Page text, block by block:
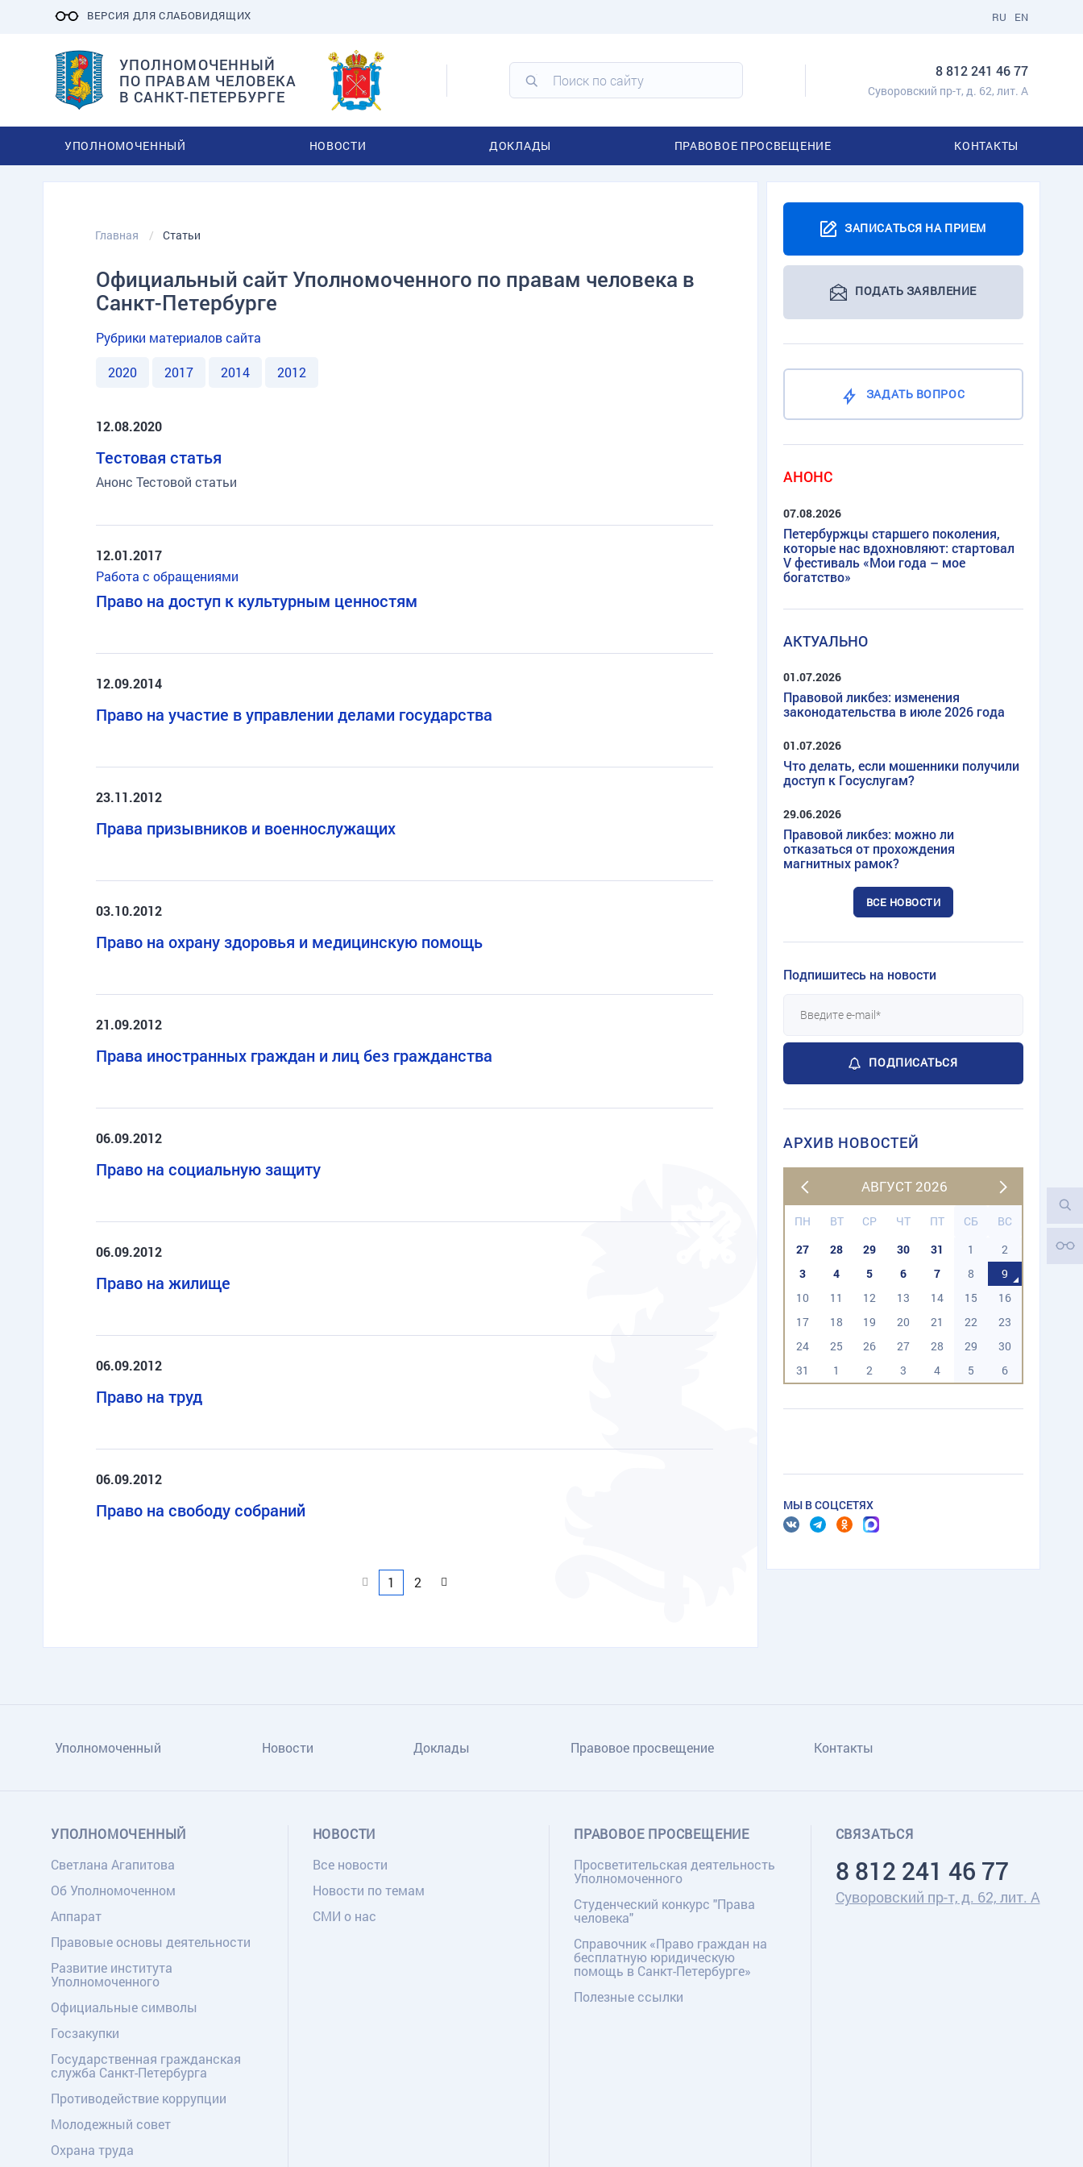
ВЕРСИЯ ДЛЯ СЛАБОВИДЯЩИХ EN
RU
УПОЛНОМОЧЕННЫЙ
ПО ПРАВАМ ЧЕЛОВЕКА
В САНКТ-ПЕТЕРБУРГЕ
8 812 241 46 77
Суворовский пр-т, д. 62, лит. А
УПОЛНОМОЧЕННЫЙ НОВОСТИ ДОКЛАДЫ ПРАВОВОЕ ПРОСВЕЩЕНИЕ КОНТАКТЫ
Главная Статьи
Официальный сайт Уполномоченного по правам человека в
Санкт-Петербурге
Рубрики материалов сайта
2020 2017 2014 2012
12.08.2020
Тестовая статья
Анонс Тестовой статьи
12.01.2017
Работа с обращениями
Право на доступ к культурным ценностям
12.09.2014
Право на участие в управлении делами государства
23.11.2012
Права призывников и военнослужащих
03.10.2012
Право на охрану здоровья и медицинскую помощь
21.09.2012
Права иностранных граждан и лиц без гражданства
06.09.2012
Право на социальную защиту
06.09.2012
Право на жилище
06.09.2012
Право на труд
06.09.2012
Право на свободу собраний
Назад
1 2
ЗАПИСАТЬСЯ НА ПРИЕМ
ПОДАТЬ ЗАЯВЛЕНИЕ
ЗАДАТЬ ВОПРОС
АНОНС
07.08.2026
Петербуржцы старшего поколения,
которые нас вдохновляют: стартовал
V фестиваль «Мои года – мое
богатство»
АКТУАЛЬНО
01.07.2026
Правовой ликбез: изменения
законодательства в июле 2026 года
01.07.2026
Что делать, если мошенники получили
доступ к Госуслугам?
29.06.2026
Правовой ликбез: можно ли
отказаться от прохождения
магнитных рамок?
ВСЕ НОВОСТИ
Подпишитесь на новости
ПОДПИСАТЬСЯ
АРХИВ НОВОСТЕЙ
АВГУСТ 2026
ПН ВТ СР ЧТ ПТ СБ
ВС
27
28 29 30 31 1
2
3
4 5 6 7 8
9
10
11 12 13 14 15
16
17
18 19 20 21 22
23
24
25 26 27 28 29
30
31
1 2 3 4 5 6
МЫ В СОЦСЕТЯХ
Уполномоченный Новости Доклады Правовое просвещение Контакты
СВЯЗАТЬСЯ
8 812 241 46 77
Суворовский пр-т, д. 62, лит. А
УПОЛНОМОЧЕННЫЙ
Светлана Агапитова
Об Уполномоченном
Аппарат
Правовые основы деятельности
Развитие института
Уполномоченного
Официальные символы
Госзакупки
Государственная гражданская
служба Санкт-Петербурга
Противодействие коррупции
Молодежный совет
Охрана труда
НОВОСТИ
Все новости
Новости по темам
СМИ о нас
ПРАВОВОЕ ПРОСВЕЩЕНИЕ
Просветительская деятельность
Уполномоченного
Студенческий конкурс "Права
человека"
Справочник «Право граждан на
бесплатную юридическую
помощь в Санкт-Петербурге»
Полезные ссылки